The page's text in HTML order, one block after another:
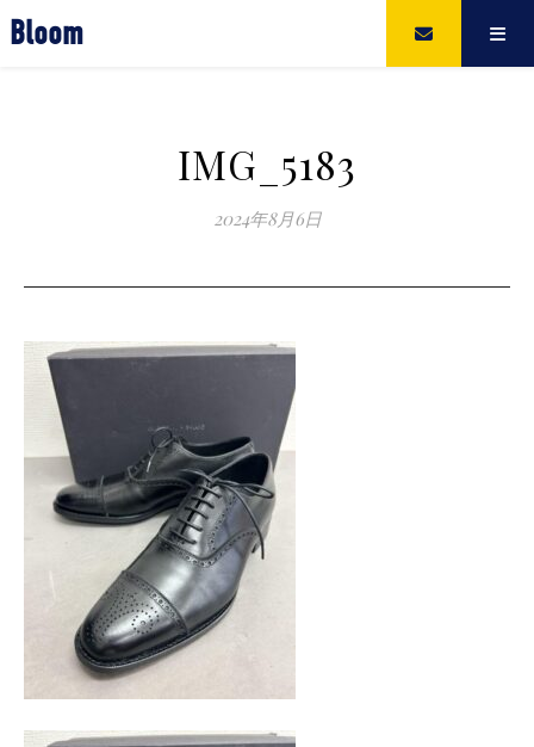
Bloom
IMG_5183
2024年8月6日